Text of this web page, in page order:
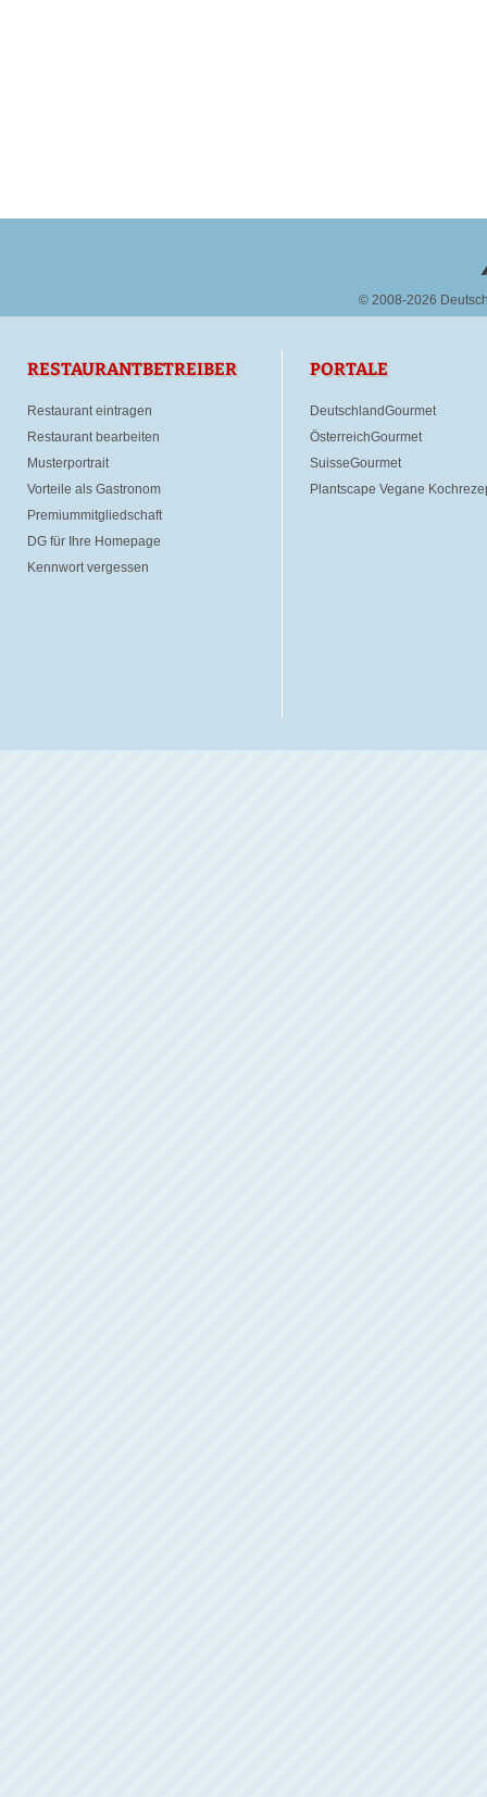
© 2008-2026
RESTAURANTBETREIBER
Restaurant eintragen
Restaurant bearbeiten
Musterportrait
Vorteile als Gastronom
Premiummitgliedschaft
DG für Ihre Homepage
Kennwort vergessen
PORTALE
DeutschlandGourmet
ÖsterreichGourmet
SuisseGourmet
Plantscape Vegane